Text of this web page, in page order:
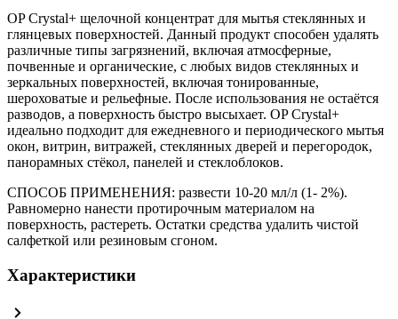
OP Crystal+ щелочной концентрат для мытья стеклянных и
глянцевых поверхностей. Данный продукт способен удалять
различные типы загрязнений, включая атмосферные,
почвенные и органические, с любых видов стеклянных и
зеркальных поверхностей, включая тонированные,
шероховатые и рельефные. После использования не остаётся
разводов, а поверхность быстро высыхает. OP Crystal+
идеально подходит для ежедневного и периодического мытья
окон, витрин, витражей, стеклянных дверей и перегородок,
панорамных стёкол, панелей и стеклоблоков.
СПОСОБ ПРИМЕНЕНИЯ: развести 10-20 мл/л (1- 2%).
Равномерно нанести протирочным материалом на
поверхность, растереть. Остатки средства удалить чистой
салфеткой или резиновым сгоном.
Характеристики